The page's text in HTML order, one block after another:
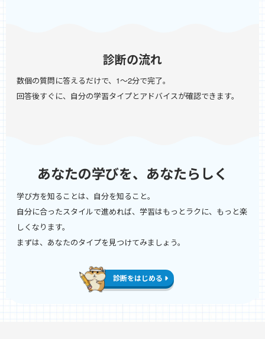
診断の流れ
数個の質問に答えるだけで、1〜2分で完了。
回答後すぐに、自分の学習タイプとアドバイスが確認できます。
あなたの学びを、あなたらしく
学び方を知ることは、自分を知ること。
自分に合ったスタイルで進めれば、学習はもっとラクに、もっと楽
しくなります。
まずは、あなたのタイプを見つけてみましょう。
診断をはじめる